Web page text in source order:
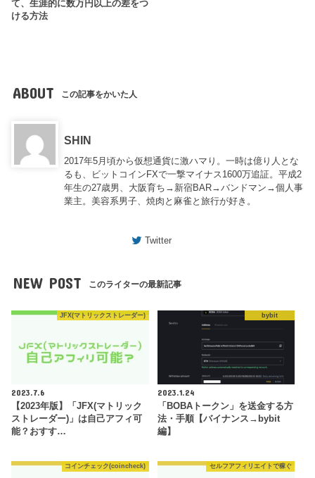
て、生涯的に数万円以上の差をつ
ける方法
ABOUT この記事をかいた人
SHIN
2017年5月頃から仮想通貨に激ハマり。一時は億り人とな
るも、ビットコインFXで一撃マイナス1600万追証。平成2
年生の27歳男、大阪育ち→新宿BAR→バンドマン→個人事
業主。美容系男子、焼肉と麻雀と旅行が好き。
Twitter
NEW POST このライターの最新記事
JFX(マトリックストレーダー)
2023.7.6
【2023年版】「JFX(マトリック
ストレーダー)」は自己アフィ可
能？おすす…
bybit
2023.1.24
「BOBAトークン」を送金する方
法・手順【バイナンス→bybit
編】
コインチェック(coincheck) セルフアフィリエイトで稼ぐ